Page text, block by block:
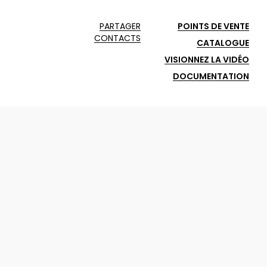
PARTAGER
CONTACTS
POINTS DE VENTE
CATALOGUE
VISIONNEZ LA VIDÉO
DOCUMENTATION